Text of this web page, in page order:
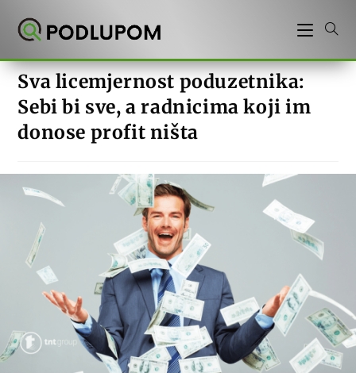
Sva licemjernost poduzetnika:
Sebi bi sve, a radnicima koji im
donose profit ništa